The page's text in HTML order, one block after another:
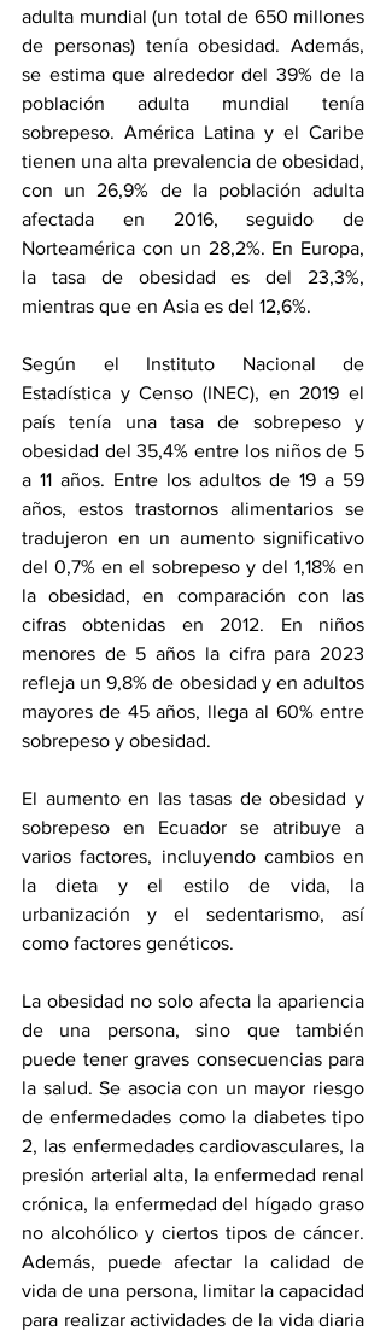
adulta mundial (un total de 650 millones
de personas) tenía obesidad. Además,
se estima que alrededor del 39% de la
población adulta mundial tenía
sobrepeso. América Latina y el Caribe
tienen una alta prevalencia de obesidad,
con un 26,9% de la población adulta
afectada en 2016, seguido de
Norteamérica con un 28,2%. En Europa,
la tasa de obesidad es del 23,3%,
mientras que en Asia es del 12,6%.
Según el Instituto Nacional de
Estadística y Censo (INEC), en 2019 el
país tenía una tasa de sobrepeso y
obesidad del 35,4% entre los niños de 5
a 11 años. Entre los adultos de 19 a 59
años, estos trastornos alimentarios se
tradujeron en un aumento significativo
del 0,7% en el sobrepeso y del 1,18% en
la obesidad, en comparación con las
cifras obtenidas en 2012. En niños
menores de 5 años la cifra para 2023
refleja un 9,8% de obesidad y en adultos
mayores de 45 años, llega al 60% entre
sobrepeso y obesidad.
El aumento en las tasas de obesidad y
sobrepeso en Ecuador se atribuye a
varios factores, incluyendo cambios en
la dieta y el estilo de vida, la
urbanización y el sedentarismo, así
como factores genéticos.
La obesidad no solo afecta la apariencia
de una persona, sino que también
puede tener graves consecuencias para
la salud. Se asocia con un mayor riesgo
de enfermedades como la diabetes tipo
2, las enfermedades cardiovasculares, la
presión arterial alta, la enfermedad renal
crónica, la enfermedad del hígado graso
no alcohólico y ciertos tipos de cáncer.
Además, puede afectar la calidad de
vida de una persona, limitar la capacidad
para realizar actividades de la vida diaria